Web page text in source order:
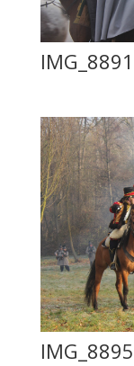
IMG_8891
IMG_8895